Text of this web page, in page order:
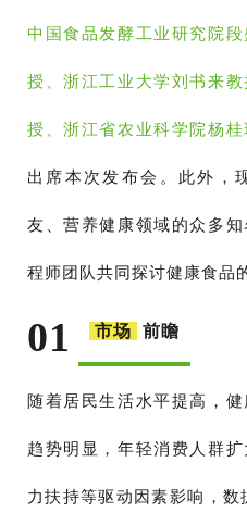
中国食品发酵工业研究院
授、浙江工业大学刘书来
授、浙江省农业科学院杨
出席本次发布会。此外，
友、营养健康领域的众多
程师团队共同探讨健康食品
01 市场 前瞻
随着居民生活水平提高，
趋势明显，年轻消费人群
力扶持等驱动因素影响，数